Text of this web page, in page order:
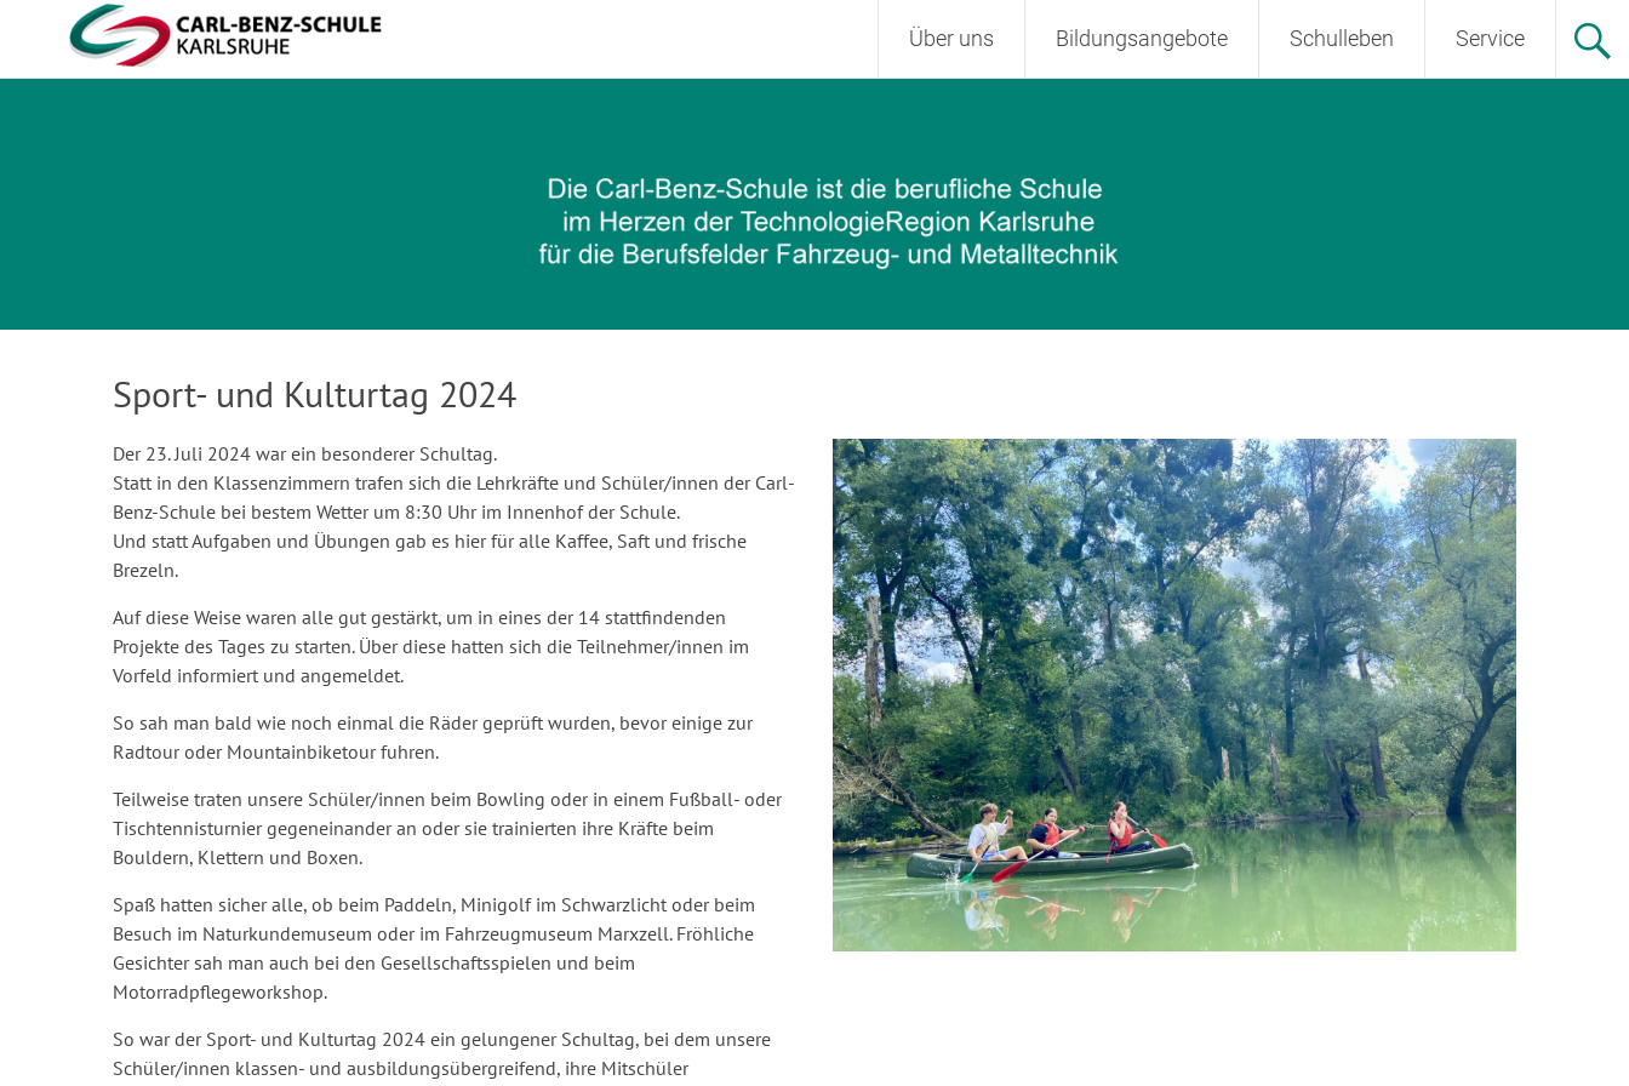
Inhalt
Über uns Bildungsangebote Schulleben Service
Sport- und Kulturtag 2024
Der 23. Juli 2024 war ein besonderer Schultag.
Statt in den Klassenzimmern trafen sich die Lehrkräfte und Schüler/innen der Carl-
Benz-Schule bei bestem Wetter um 8:30 Uhr im Innenhof der Schule.
Und statt Aufgaben und Übungen gab es hier für alle Kaffee, Saft und frische
Brezeln.
Auf diese Weise waren alle gut gestärkt, um in eines der 14 stattfindenden
Projekte des Tages zu starten. Über diese hatten sich die Teilnehmer/innen im
Vorfeld informiert und angemeldet.
So sah man bald wie noch einmal die Räder geprüft wurden, bevor einige zur
Radtour oder Mountainbiketour fuhren.
Teilweise traten unsere Schüler/innen beim Bowling oder in einem Fußball- oder
Tischtennisturnier gegeneinander an oder sie trainierten ihre Kräfte beim
Bouldern, Klettern und Boxen.
Spaß hatten sicher alle, ob beim Paddeln, Minigolf im Schwarzlicht oder beim
Besuch im Naturkundemuseum oder im Fahrzeugmuseum Marxzell. Fröhliche
Gesichter sah man auch bei den Gesellschaftsspielen und beim
Motorradpflegeworkshop.
So war der Sport- und Kulturtag 2024 ein gelungener Schultag, bei dem unsere
Schüler/innen klassen- und ausbildungsübergreifend, ihre Mitschüler